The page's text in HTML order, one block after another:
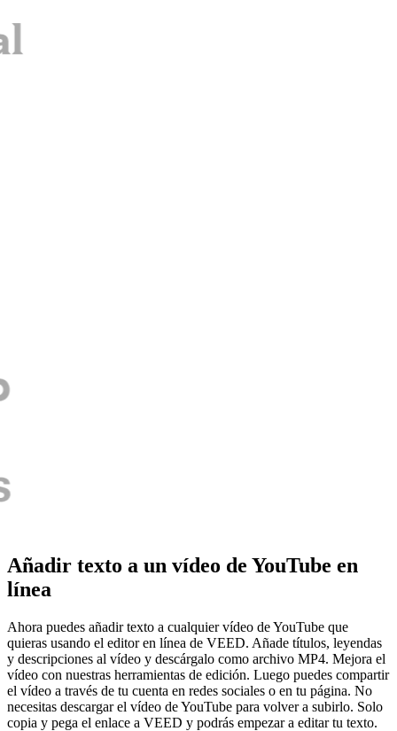
Añadir texto a un vídeo de YouTube en
línea
Ahora puedes añadir texto a cualquier vídeo de YouTube que
quieras usando el editor en línea de VEED. Añade títulos, leyendas
y descripciones al vídeo y descárgalo como archivo MP4. Mejora el
vídeo con nuestras herramientas de edición. Luego puedes compartir
el vídeo a través de tu cuenta en redes sociales o en tu página. No
necesitas descargar el vídeo de YouTube para volver a subirlo. Solo
copia y pega el enlace a VEED y podrás empezar a editar tu texto.